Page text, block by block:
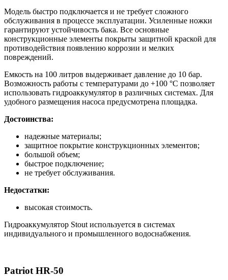
Модель быстро подключается и не требует сложного
обслуживания в процессе эксплуатации. Усиленные ножки
гарантируют устойчивость бака. Все основные
конструкционные элементы покрыты защитной краской для
противодействия появлению коррозии и мелких
повреждений.
Емкость на 100 литров выдерживает давление до 10 бар.
Возможность работы с температурами до +100 °С позволяет
использовать гидроаккумулятор в различных системах. Для
удобного размещения насоса предусмотрена площадка.
Достоинства:
надежные материалы;
защитное покрытие конструкционных элементов;
большой объем;
быстрое подключение;
не требует обслуживания.
Недостатки:
высокая стоимость.
Гидроаккумулятор Stout используется в системах
индивидуального и промышленного водоснабжения.
Patriot HR-50